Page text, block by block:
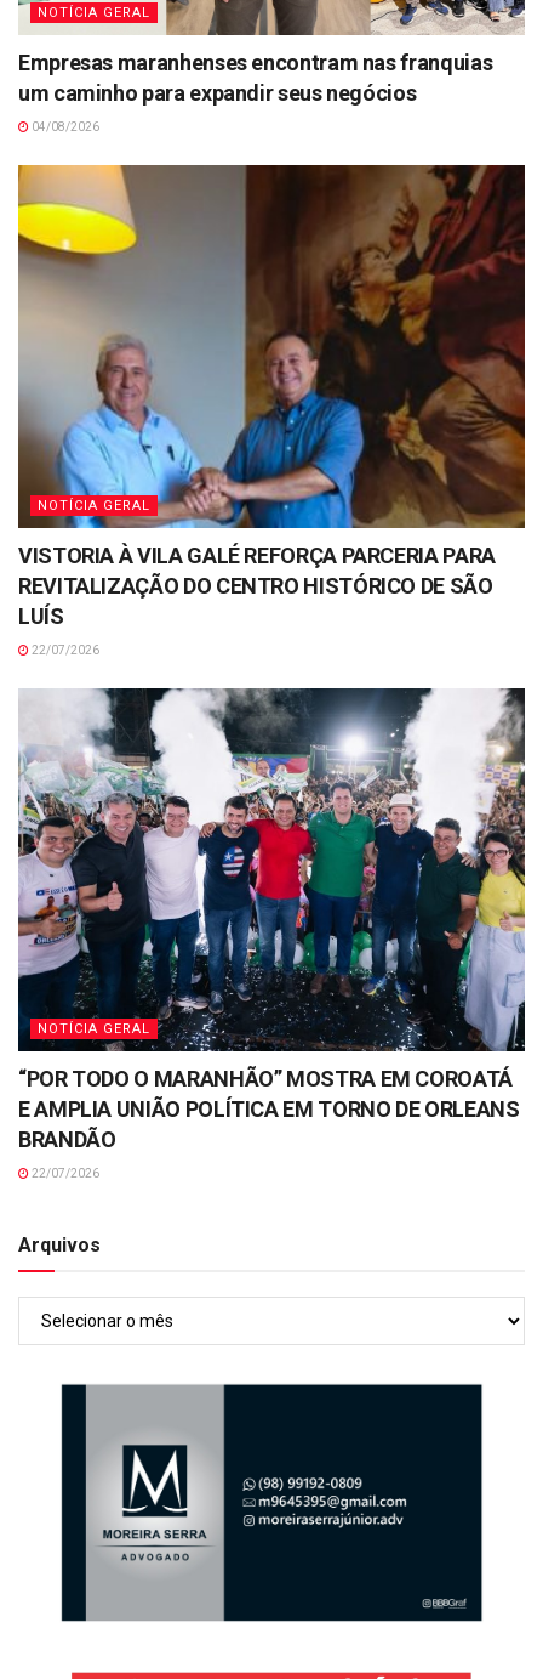
NOTÍCIA GERAL
Empresas maranhenses encontram nas franquias
um caminho para expandir seus negócios
04/08/2026
NOTÍCIA GERAL
VISTORIA À VILA GALÉ REFORÇA PARCERIA PARA
REVITALIZAÇÃO DO CENTRO HISTÓRICO DE SÃO
LUÍS
22/07/2026
NOTÍCIA GERAL
“POR TODO O MARANHÃO” MOSTRA EM COROATÁ
E AMPLIA UNIÃO POLÍTICA EM TORNO DE ORLEANS
BRANDÃO
22/07/2026
Arquivos
Arquivos